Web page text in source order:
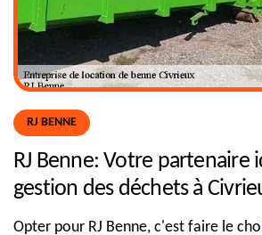
RJ BENNE
RJ Benne: Votre partenaire
gestion des déchets à
Opter pour RJ Benne, c'est faire le